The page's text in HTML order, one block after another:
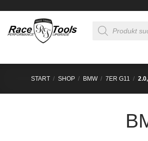
springen
search
START / SHOP / BMW / 7ER G11 /